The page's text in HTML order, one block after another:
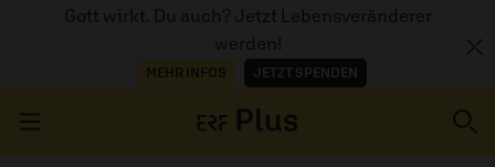
Gott wirkt. Du auch? Jetzt Lebensveränderer
werden!
MEHR INFOS JETZT SPENDEN